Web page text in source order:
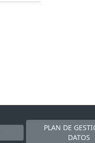
PLAN DE
DATOS